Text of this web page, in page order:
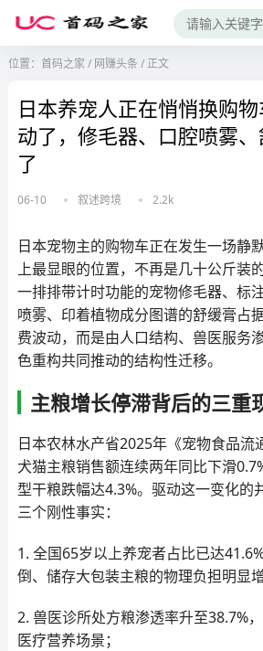
位置： 首码之家 / 网赚头条 /正文
日本养宠人正在悄悄换购
动了，修毛器、口腔喷雾
了
06-10 叙述跨境 2.2k
日本宠物主的购物车正在发生一场静
上最显眼的位置，不再是几十公斤装
一排排带计时功能的宠物修毛器、标
喷雾、印着植物成分图谱的舒缓膏占
费波动，而是由人口结构、兽医服务
色重构共同推动的结构性迁移。
主粮增长停滞背后的三重
日本农林水产省2025年《宠物食品流
犬猫主粮销售额连续两年同比下滑
型干粮跌幅达4.3%。驱动这一变化的
三个刚性事实：
1. 全国65岁以上养宠者占比已达
倒、储存大包装主粮的物理负担明显增
2. 兽医诊所处方粮渗透率升至38.7%
医疗营养场景；